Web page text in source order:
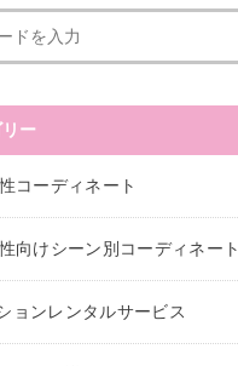
ー
コーディネート
向けシーン別コーディネート
ョンレンタルサービス